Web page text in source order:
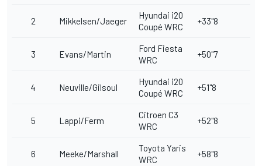
2 Mikkelsen/Jaeger
Hyundai i20
Coupé WRC
+33"8
3 Evans/Martin
Ford Fiesta
WRC
+50"7
4 Neuville/Gilsoul
Hyundai i20
Coupé WRC
+51"8
5 Lappi/Ferm
Citroen C3
WRC
+52"8
6 Meeke/Marshall
Toyota Yaris
WRC
+58"8